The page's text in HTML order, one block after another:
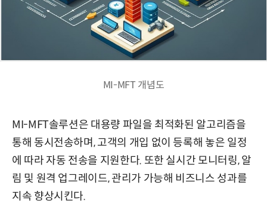
MI-MFT 개념도
MI-MFT솔루션은 대용량 파일을 최적화된 알고리즘을
통해 동시전송하며, 고객의 개입 없이 등록해 놓은 일정
에 따라 자동 전송을 지원한다. 또한 실시간 모니터링, 알
림 및 원격 업그레이드, 관리가 가능해 비즈니스 성과를
지속 향상시킨다.